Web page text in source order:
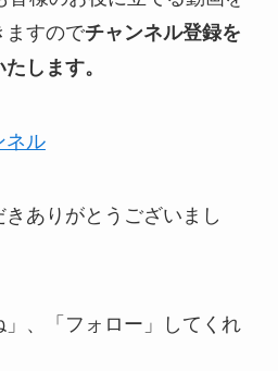
ますのでチャンネル登録を
します。
ネル
ありがとうございまし
」、「フォロー」してくれ